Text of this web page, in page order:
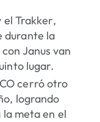
el Trakker,
durante la
Janus van
lugar.
cerró otro
logrando
la meta en el